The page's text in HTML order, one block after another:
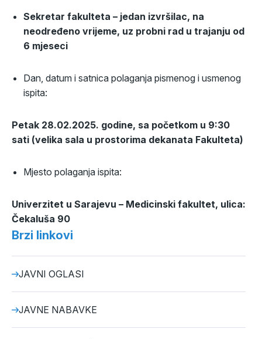
Sekretar fakulteta – jedan izvršilac, na
neodređeno vrijeme, uz probni rad u trajanju od
6 mjeseci
Dan, datum i satnica polaganja pismenog i usmenog
ispita:
Petak 28.02.2025. godine, sa početkom u 9:30
sati (velika sala u prostorima dekanata Fakulteta)
Mjesto polaganja ispita:
Univerzitet u Sarajevu – Medicinski fakultet, ulica:
Čekaluša 90
Brzi linkovi
JAVNI OGLASI
JAVNE NABAVKE